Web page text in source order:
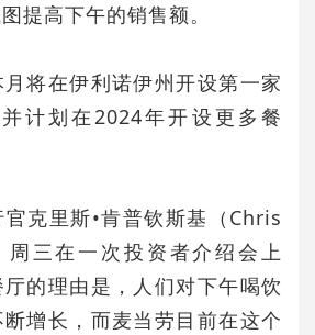
提高下午的销售额。
将在伊利诺伊州开设第一家
计划在2024年开设更多餐
克里斯•肯普钦斯基（Chris
三在一次投资者介绍会上
的理由是，人们对下午喝饮
增长，而麦当劳目前在这个